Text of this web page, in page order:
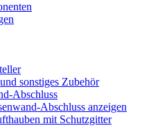
sonstiges Zubehör
Abschluss
Abschluss anzeigen
mit Schutzgitter